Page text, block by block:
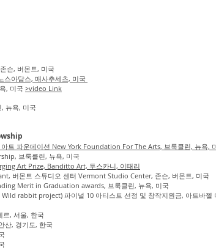
슨, 버몬트, 미국
스아담스, 매사추세츠, 미국
, 미국 >video Link
뉴욕, 미국
트 파운데이션 New York Foundation For The Arts, 브룩클린, 뉴욕,
브룩클린, 뉴욕, 미국
Art Prize, Banditto Art, 투스카니, 이태리
버몬트 스튜디오 센터 Vermont Studio Center, 존슨, 버몬트, 미국
Merit in Graduation awards, 브룩클린, 뉴욕, 미국
rabbit project) 파이널 10 아티스트 선정 및 창작지원금, 아트바젤
, 서울, 한국
산, 경기도, 한국